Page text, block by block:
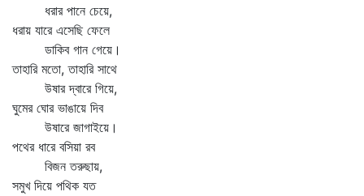
ধরার পানে চেয়ে,
ধরায় যারে এসেছি ফেলে
ডাকিব গান গেয়ে।
তাহারি মতো, তাহারি সাথে
উষার দ্বারে গিয়ে,
ঘুমের ঘোর ভাঙায়ে দিব
উষারে জাগাইয়ে।
পথের ধারে বসিয়া রব
বিজন তরুছায়,
সমুখ দিয়ে পথিক যত